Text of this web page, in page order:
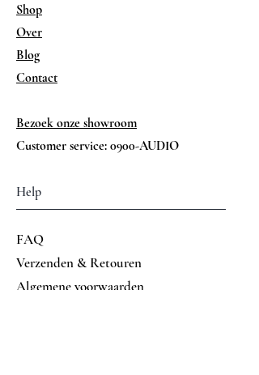
Shop
Over
Blog
Contact
Bezoek onze showroom
Customer service: 0900-AUDIO
Help
FAQ
Verzenden & Retouren
Algemene voorwaarden